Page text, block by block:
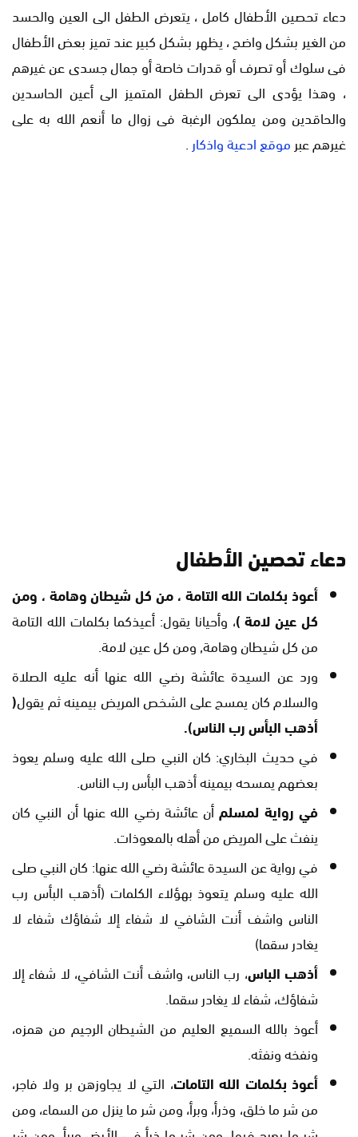
دعاء تحصين الأطفال كامل ، يتعرض الطفل الى العين والحسد
من الغير بشكل واضح ، يظهر بشكل كبير عند تميز بعض الأطفال
فى سلوك أو تصرف أو قدرات خاصة أو جمال جسدى عن غيرهم
، وهذا يؤدى الى تعرض الطفل المتميز الى أعين الحاسدين
والحاقدين ومن يملكون الرغبة فى زوال ما أنعم الله به على
غيرهم عبر موقع ادعية واذكار .
دعاء تحصين الأطفال
أعوذ بكلمات الله التامة، من كل شيطان وهامة ، ومن
كل عين لامة )، وأحيانا يقول: أعيذكما بكلمات الله التامة
من كل شيطان وهامة, ومن كل عين لامة.
ورد عن السيدة عائشة رضي الله عنها أنه عليه الصلاة
والسلام كان يمسح على الشخص المريض بيمينه ثم يقول(
أذهب البأس رب الناس).
في حديث البخاري: كان النبي صلى الله عليه وسلم يعوذ
بعضهم يمسحه بيمينه أذهب البأس رب الناس.
في رواية لمسلمأن عائشة رضي الله عنها أن النبي كان
ينفث على المريض من أهله بالمعوذات.
في رواية عن السيدة عائشة رضي الله عنها: كان النبي صلى
الله عليه وسلم يتعوذ بهؤلاء الكلمات (أذهب البأس رب
الناس واشف أنت الشافي لا شفاء إلا شفاؤك شفاء لا
يغادر سقما)
أذهب الباس، رب الناس، واشف أنت الشافي، لا شفاء إلا
شفاؤك، شفاء لا يغادر سقما.
أعوذ بالله السميع العليم من الشيطان الرجيم من همزه،
ونفخه ونفثه.
أعوذ بكلمات الله التامات، التي لا يجاوزهن بر ولا فاجر،
من شر ما خلق، وذرأ، وبرأ، ومن شر ما ينزل من السماء، ومن